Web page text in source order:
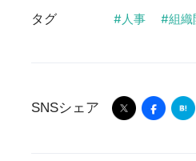
タグ 人事 組織
SNSシェア